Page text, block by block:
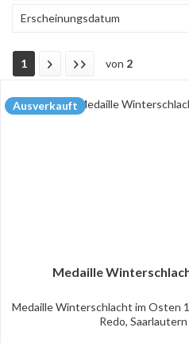
1 von 2
Ausverkauft
Medaille
Medaille Winterschlacht im Osten
Redo,